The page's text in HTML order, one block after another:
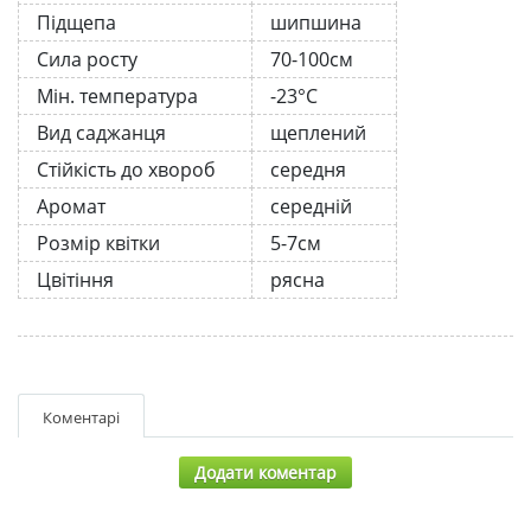
Підщепа
шипшина
Сила росту
70-100см
Мін. температура
-23°C
Вид саджанця
щеплений
Стійкість до хвороб
середня
Аромат
середній
Розмір квітки
5-7см
Цвітіння
рясна
Коментарі
Додати коментар